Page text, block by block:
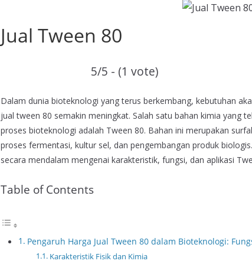
Jual Tween 80
5/5 - (1 vote)
Dalam dunia bioteknologi yang terus berkembang, kebutuhan
jual tween 80 semakin meningkat. Salah satu bahan kimia yang
proses bioteknologi adalah Tween 80. Bahan ini merupakan
proses fermentasi, kultur sel, dan pengembangan produk
secara mendalam mengenai karakteristik, fungsi, dan aplikasi
Table of Contents
Pengaruh Harga Jual Tween 80 dalam Bioteknologi:
Karakteristik Fisik dan Kimia